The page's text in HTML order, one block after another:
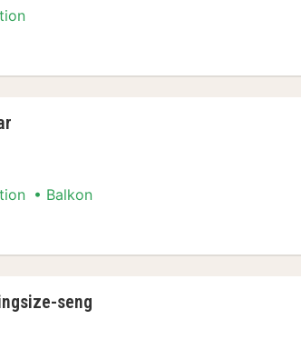
Balkon
seng